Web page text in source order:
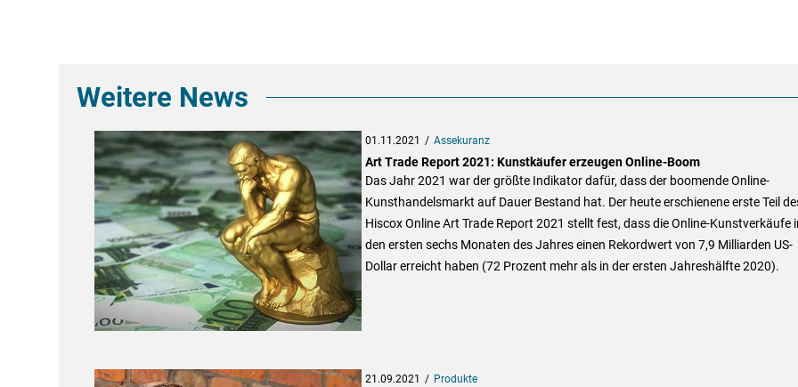
Weitere News
01.11.2021 Assekuranz
Art Trade Report 2021: Kunstkäufer erzeugen Online-Boom
Das Jahr 2021 war der größte Indikator dafür, dass der boomende Online-
Kunsthandelsmarkt auf Dauer Bestand hat. Der heute erschienene erste Teil
Hiscox Online Art Trade Report 2021 stellt fest, dass die Online-Kunstverkäufe
den ersten sechs Monaten des Jahres einen Rekordwert von 7,9 Milliarden US-
Dollar erreicht haben (72 Prozent mehr als in der ersten Jahreshälfte 2020).
21.09.2021 Produkte